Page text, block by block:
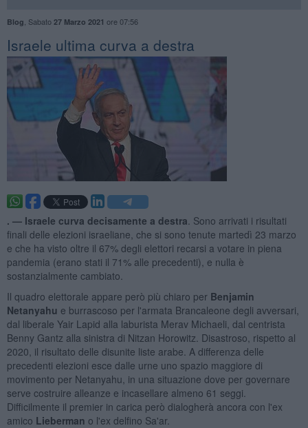
Blog Sabato 27 Marzo 2021 ore 07:56
Israele ultima curva a destra
. — Israele curva decisamente a destra . Sono arrivati i risultati
finali delle elezioni israeliane, che si sono tenute martedì 23 marzo
e che ha visto oltre il 67% degli elettori recarsi a votare in piena
pandemia (erano stati il 71% alle precedenti), e nulla è
sostanzialmente cambiato.
Il quadro elettorale appare però più chiaro per Benjamin
Netanyahu e burrascoso per l'armata Brancaleone degli avversari,
dal liberale Yair Lapid alla laburista Merav Michaeli, dal centrista
Benny Gantz alla sinistra di Nitzan Horowitz. Disastroso, rispetto al
2020, il risultato delle disunite liste arabe. A differenza delle
precedenti elezioni esce dalle urne uno spazio maggiore di
movimento per Netanyahu, in una situazione dove per governare
serve costruire alleanze e incasellare almeno 61 seggi.
Difficilmente il premier in carica però dialogherà ancora con l'ex
amico Lieberman o l'ex delfino Sa'ar.